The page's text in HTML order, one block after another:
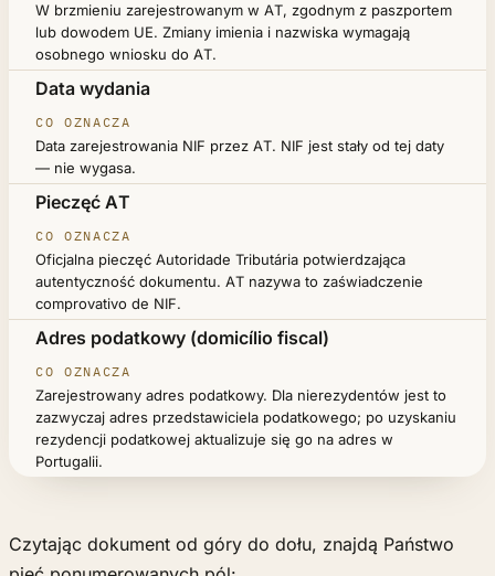
W brzmieniu zarejestrowanym w AT, zgodnym z paszportem
lub dowodem UE. Zmiany imienia i nazwiska wymagają
osobnego wniosku do AT.
Data wydania
Data zarejestrowania NIF przez AT. NIF jest stały od tej daty
— nie wygasa.
Pieczęć AT
Oficjalna pieczęć Autoridade Tributária potwierdzająca
autentyczność dokumentu. AT nazywa to zaświadczenie
comprovativo de NIF.
Adres podatkowy (domicílio fiscal)
Zarejestrowany adres podatkowy. Dla nierezydentów jest to
zazwyczaj adres przedstawiciela podatkowego; po uzyskaniu
rezydencji podatkowej aktualizuje się go na adres w
Portugalii.
Czytając dokument od góry do dołu, znajdą Państwo